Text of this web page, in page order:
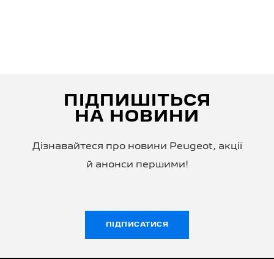
ПІДПИШІТЬСЯ
НА НОВИНИ
Дізнавайтеся про новини Peugeot, акції
й анонси першими!
ПІДПИСАТИСЯ